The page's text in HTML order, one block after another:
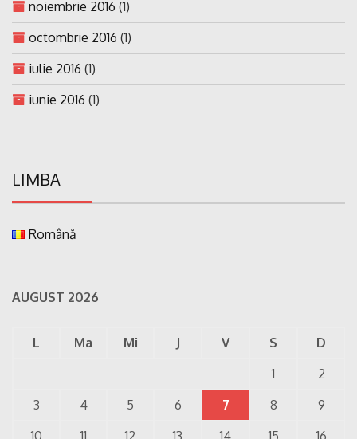
noiembrie 2016 (1)
octombrie 2016 (1)
iulie 2016 (1)
iunie 2016 (1)
LIMBA
Română
AUGUST 2026
L Ma Mi J V S
D
1
2
3
4 5 6 7 8
9